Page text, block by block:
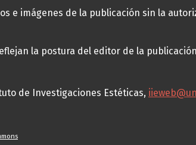
e imágenes de la publicación sin la
la postura del editor de la publicación
de Investigaciones Estéticas,